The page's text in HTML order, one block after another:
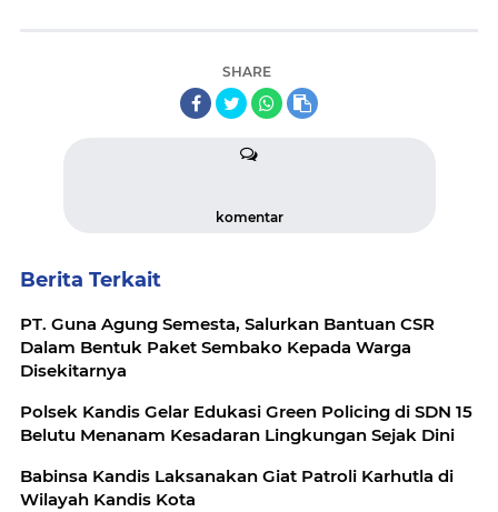
SHARE
komentar
Berita Terkait
PT. Guna Agung Semesta, Salurkan Bantuan CSR
Dalam Bentuk Paket Sembako Kepada Warga
Disekitarnya
Polsek Kandis Gelar Edukasi Green Policing di SDN 15
Belutu Menanam Kesadaran Lingkungan Sejak Dini
Babinsa Kandis Laksanakan Giat Patroli Karhutla di
Wilayah Kandis Kota